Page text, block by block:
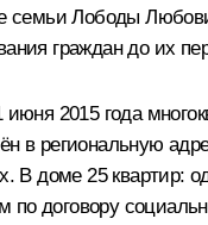
Лободы
граждан до их
2015 года
региональную
В доме 25
договору